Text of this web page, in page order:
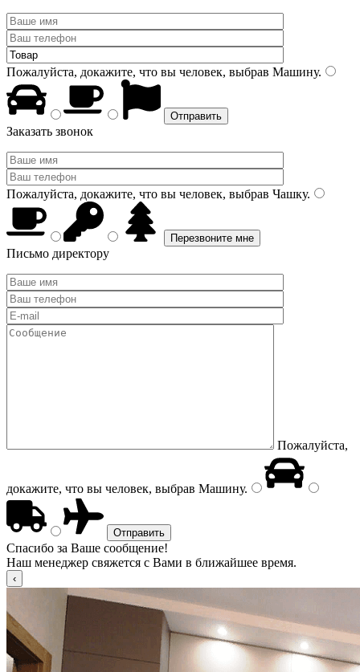
Пожалуйста, докажите, что вы человек, выбрав Машину.
Заказать звонок
Пожалуйста, докажите, что вы человек, выбрав Чашку.
Письмо директору
Пожалуйста,
докажите, что вы человек, выбрав Машину.
Спасибо за Ваше сообщение!
Наш менеджер свяжется с Вами в ближайшее время.